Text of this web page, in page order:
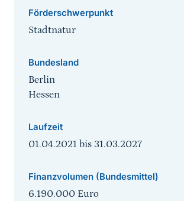
Förderschwerpunkt
Stadtnatur
Bundesland
Berlin
Hessen
Laufzeit
01.04.2021 bis 31.03.2027
Finanzvolumen (Bundesmittel)
6.190.000 Euro